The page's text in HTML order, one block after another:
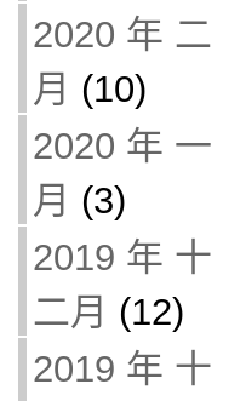
2020 年 二
月 (10)
2020 年 一
月 (3)
2019 年 十
二月 (12)
2019 年 十